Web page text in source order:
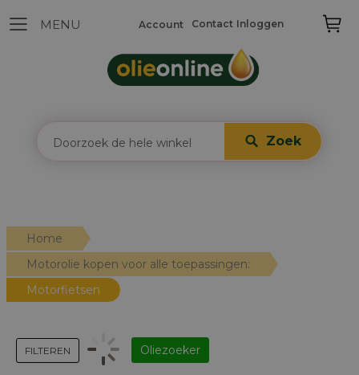
Zoek
Contact Inloggen
Account
Home
Motorolie kopen voor alle toepassingen:
Motorfietsen
FILTEREN Oliezoeker